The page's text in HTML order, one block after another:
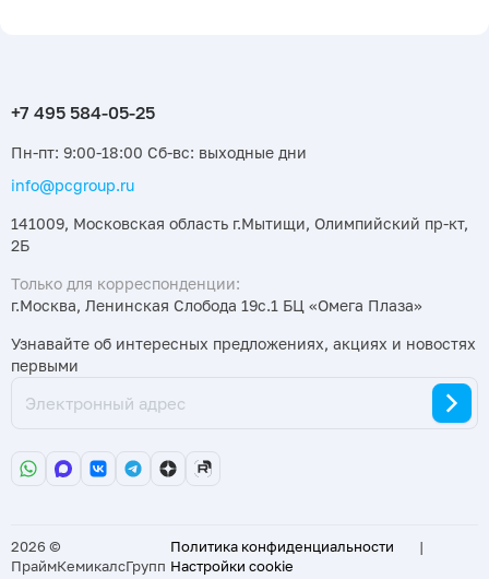
Пн-пт: 9:00-18:00 Сб-вс: выходные дни
info@pcgroup.ru
141009, Московская область г.Мытищи, Олимпийский пр-кт,
2Б
Только для корреспонденции:
г.Москва, Ленинская Слобода 19с.1 БЦ «Омега Плаза»
Узнавайте об интересных предложениях, акциях и новостях
первыми
2026 ©
ПраймКемикалсГрупп
Политика конфиденциальности
|
Настройки cookie